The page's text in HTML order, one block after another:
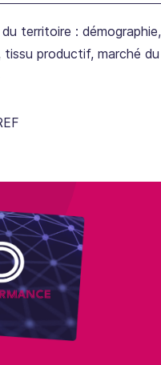
territoire :
tissu productif, marché